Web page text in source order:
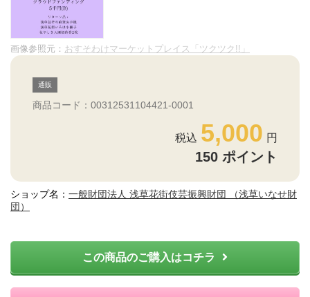
画像参照元： おすそわけマーケットプレイス「ツクツク!!」
通販
商品コード：00312531104421-0001
5,000
150 ポイント
ショップ名： 一般財団法人 浅草花街伎芸振興財団 （浅草いなせ財
団）
この商品のご購入はコチラ